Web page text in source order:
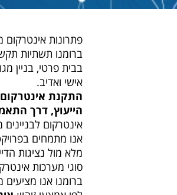
פתרונות אינטרקום
ברומנו תשתיות
בבית פרטי, בניין
אישי ואדיב.
התקנת אינטרקום
הייעוץ, דרך
אינטרקום לבניינים
אנו מתמחים
מלא מול נציגות
סוגי מערכות
ברומנו אנו